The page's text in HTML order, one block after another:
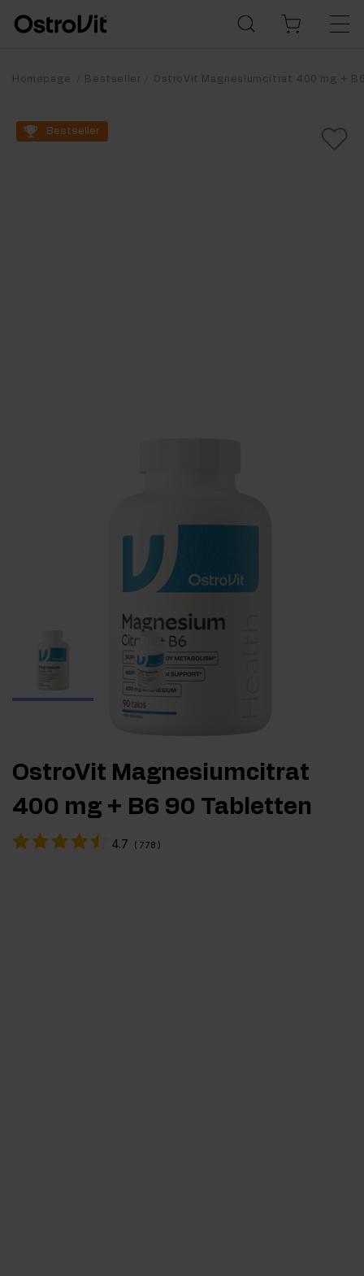
Homepage Bestseller OstroVit Magnesiumcitrat 400 mg +
Bestseller
OstroVit Magnesiumcitrat
400 mg + B6 90 Tabletten
4.7 ( 778 )